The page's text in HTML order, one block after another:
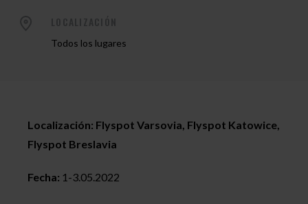
Todos los lugares
Localización: Flyspot Varsovia, Flyspot Katowice,
Flyspot Breslavia
Fecha: 1-3.05.2022